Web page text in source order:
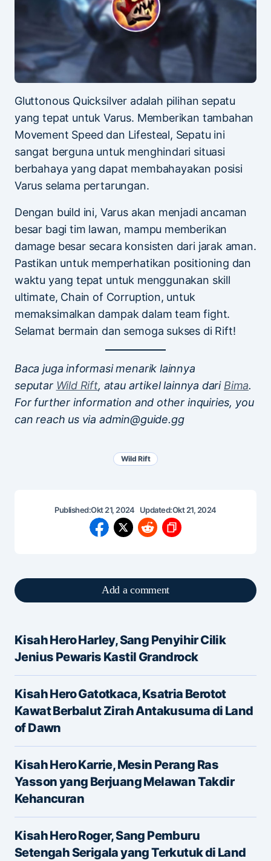
Gluttonous Quicksilver adalah pilihan sepatu
yang tepat untuk Varus. Memberikan tambahan
Movement Speed dan Lifesteal, Sepatu ini
sangat berguna untuk menghindari situasi
berbahaya yang dapat membahayakan posisi
Varus selama pertarungan.
Dengan build ini, Varus akan menjadi ancaman
besar bagi tim lawan, mampu memberikan
damage besar secara konsisten dari jarak aman.
Pastikan untuk memperhatikan positioning dan
waktu yang tepat untuk menggunakan skill
ultimate, Chain of Corruption, untuk
memaksimalkan dampak dalam team fight.
Selamat bermain dan semoga sukses di Rift!
Baca juga informasi menarik lainnya
seputar Wild Rift, atau artikel lainnya dari Bima.
For further information and other inquiries, you
can reach us via admin@guide.gg
Wild Rift
Published:Okt 21, 2024 Updated:Okt 21, 2024
Add a comment
Alamat email Anda tidak akan dipublikasikan.
Ruas yang wajib ditandai*
Message*
Kisah Hero Harley, Sang Penyihir Cilik
Jenius Pewaris Kastil Grandrock
Kisah Hero Gatotkaca, Ksatria Berotot
Kawat Berbalut Zirah Antakusuma di Land
of Dawn
Kisah Hero Karrie, Mesin Perang Ras
Yasson yang Berjuang Melawan Takdir
Kehancuran
Kisah Hero Roger, Sang Pemburu
Setengah Serigala yang Terkutuk di Land